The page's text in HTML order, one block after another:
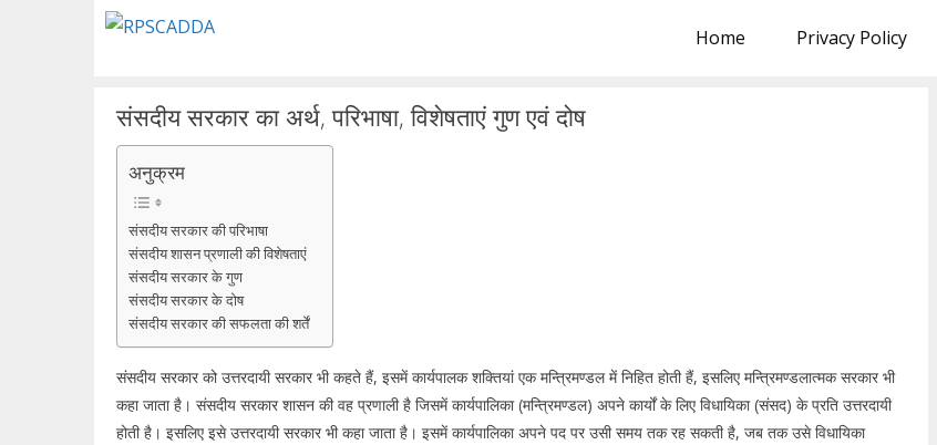
Home Privacy Policy
संसदीय सरकार का अर्थ, परिभाषा, विशेषताएं गुण एवं दोष
अनुक्रम
संसदीय सरकार की परिभाषा
संसदीय शासन प्रणाली की विशेषताएं
संसदीय सरकार के गुण
संसदीय सरकार के दोष
संसदीय सरकार की सफलता की शर्तें
संसदीय सरकार को उत्तरदायी सरकार भी कहते हैं, इसमें कार्यपालक शक्तियां एक मन्त्रिमण्डल में निहित होती हैं, इसलिए मन्त्रिमण्डलात्मक सरकार भी
कहा जाता है। संसदीय सरकार शासन की वह प्रणाली है जिसमें कार्यपालिका (मन्त्रिमण्डल) अपने कार्यों के लिए विधायिका (संसद) के प्रति उत्तरदायी
होती है। इसलिए इसे उत्तरदायी सरकार भी कहा जाता है। इसमें कार्यपालिका अपने पद पर उसी समय तक रह सकती है, जब तक उसे विधायिका